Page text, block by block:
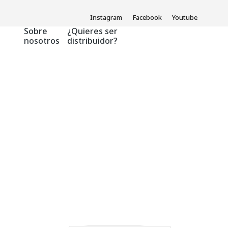
Instagram Facebook Youtube
Sobre
nosotros
¿Quieres ser
distribuidor?